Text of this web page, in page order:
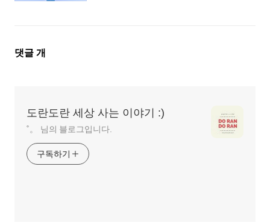
댓
댓글 개
도란도란 세상 사는 이야기 :)
˚。 님의 블로그입니다.
구독하기